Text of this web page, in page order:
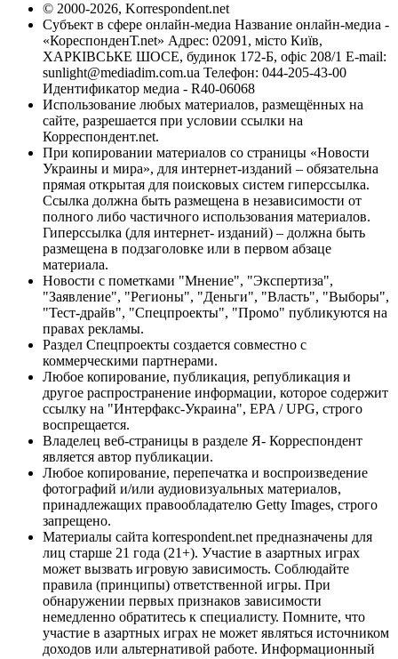
© 2000-2026, Korrespondent.net
Субъект в сфере онлайн-медиа Название онлайн-медиа -
«КореспонденТ.net» Адрес: 02091, місто Київ,
ХАРКІВСЬКЕ ШОСЕ, будинок 172-Б, офіс 208/1 E-mail:
sunlight@mediadim.com.ua Телефон: 044-205-43-00
Идентификатор медиа - R40-06068
Использование любых материалов, размещённых на
сайте, разрешается при условии ссылки на
Корреспондент.net.
При копировании материалов со страницы «Новости
Украины и мира», для интернет-изданий – обязательна
прямая открытая для поисковых систем гиперссылка.
Ссылка должна быть размещена в независимости от
полного либо частичного использования материалов.
Гиперссылка (для интернет- изданий) – должна быть
размещена в подзаголовке или в первом абзаце
материала.
Новости с пометками "Мнение", "Экспертиза",
"Заявление", "Регионы", "Деньги", "Власть", "Выборы",
"Тест-драйв", "Спецпроекты", "Промо" публикуются на
правах рекламы.
Раздел Спецпроекты создается совместно с
коммерческими партнерами.
Любое копирование, публикация, републикация и
другое распространение информации, которое содержит
ссылку на "Интерфакс-Украина", EPA / UPG, строго
воспрещается.
Владелец веб-страницы в разделе Я- Корреспондент
является автор публикации.
Любое копирование, перепечатка и воспроизведение
фотографий и/или аудиовизуальных материалов,
принадлежащих правообладателю Getty Images, строго
запрещено.
Материалы сайта korrespondent.net предназначены для
лиц старше 21 года (21+). Участие в азартных играх
может вызвать игровую зависимость. Соблюдайте
правила (принципы) ответственной игры. При
обнаружении первых признаков зависимости
немедленно обратитесь к специалисту. Помните, что
участие в азартных играх не может являться источником
доходов или альтернативой работе. Информационный